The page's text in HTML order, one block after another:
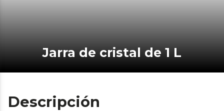
Jarra de cristal de 1 L
Descripción